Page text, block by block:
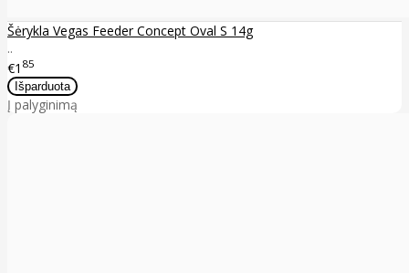
Šėrykla Vegas Feeder Concept Oval S 14g
..
€1 85
Į palyginimą